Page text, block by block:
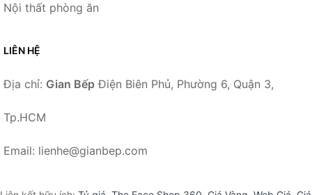
Nội thất phòng ăn
LIÊN HỆ
Địa chỉ: Gian Bếp Điện Biên Phủ, Phường 6, Quận 3,
Tp.HCM
Email: lienhe@gianbep.com